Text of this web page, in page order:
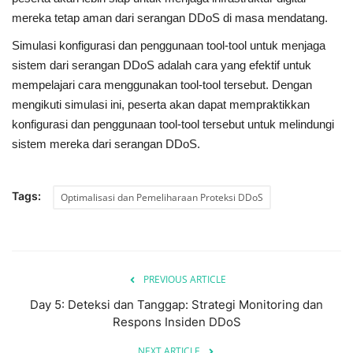
mereka tetap aman dari serangan DDoS di masa mendatang.
Simulasi konfigurasi dan penggunaan tool-tool untuk menjaga
sistem dari serangan DDoS adalah cara yang efektif untuk
mempelajari cara menggunakan tool-tool tersebut. Dengan
mengikuti simulasi ini, peserta akan dapat mempraktikkan
konfigurasi dan penggunaan tool-tool tersebut untuk melindungi
sistem mereka dari serangan DDoS.
Tags: Optimalisasi dan Pemeliharaan Proteksi DDoS
PREVIOUS ARTICLE
Day 5: Deteksi dan Tanggap: Strategi Monitoring dan
Respons Insiden DDoS